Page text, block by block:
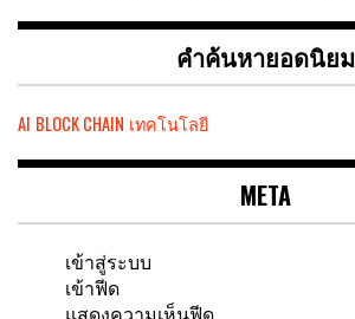
คำค้นหายอดนิยม
AI BLOCK CHAIN เทคโนโลยี
META
เข้าสู่ระบบ
เข้าฟีด
แสดงความเห็นฟีด